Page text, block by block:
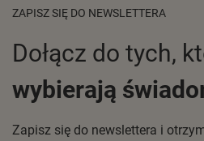
ZAPISZ SIĘ DO NEWSLETTERA
Dołącz do tych,
wybierają
Zapisz się do newslettera i